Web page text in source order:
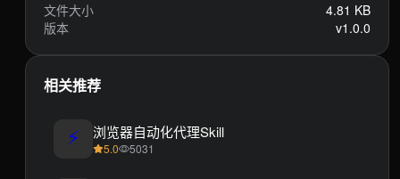
文件大小
4.81 KB
版本
v1.0.0
相关推荐
⚡ 浏览器自动化代理Skill
5.0 5031